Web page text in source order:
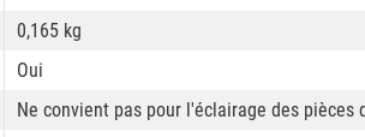
0,165 kg
Oui
Ne convient pas pour l'éclairage des pièces